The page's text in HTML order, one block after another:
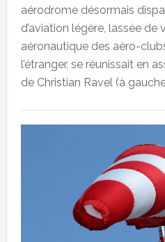
aérodrome désormais
d’aviation légère, lassée de
aéronautique des aéro-
l’étranger, se réunissait en
de Christian Ravel (à